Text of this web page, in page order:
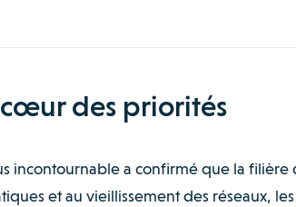
des priorités
incontournable a confirmé que la filière
et au vieillissement des réseaux, les